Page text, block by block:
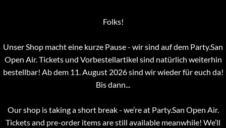
Folks!
Unser Shop macht eine kurze Pause - wir sind auf dem Party.San
Open Air. Tickets und Vorbestellartikel sind natürlich weiterhin
bestellbar! Ab dem 11. August 2026 sind wir wieder für euch da!
Bis dann...
Our shop is taking a short break - we’re at Party.San Open Air.
Tickets and pre-order items are still available meanwhile! We’ll